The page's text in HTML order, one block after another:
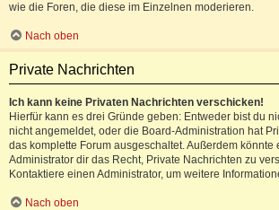
wie die Foren, die diese im Einzelnen moderieren.
Nach oben
Private Nachrichten
Ich kann keine Privaten Nachrichten verschicken!
Hierfür kann es drei Gründe geben: Entweder bist du
nicht angemeldet, oder die Board-Administration hat
das komplette Forum ausgeschaltet. Außerdem könnte
Administrator dir das Recht, Private Nachrichten zu
Kontaktiere einen Administrator, um weitere
Nach oben